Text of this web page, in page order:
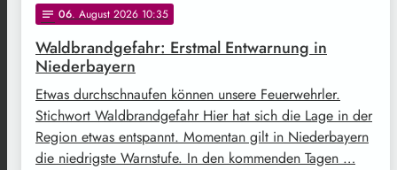
notes 06. August 2026 10:35
Waldbrandgefahr: Erstmal Entwarnung in
Niederbayern
Etwas durchschnaufen können unsere Feuerwehrler.
Stichwort Waldbrandgefahr Hier hat sich die Lage in der
Region etwas entspannt. Momentan gilt in Niederbayern
die niedrigste Warnstufe. In den kommenden Tagen …